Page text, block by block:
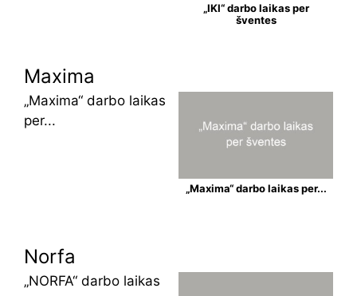
„IKI“ darbo laikas per
šventes
Maxima
„Maxima“ darbo laikas
per...
„Maxima“ darbo laikas per...
Norfa
„NORFA“ darbo laikas